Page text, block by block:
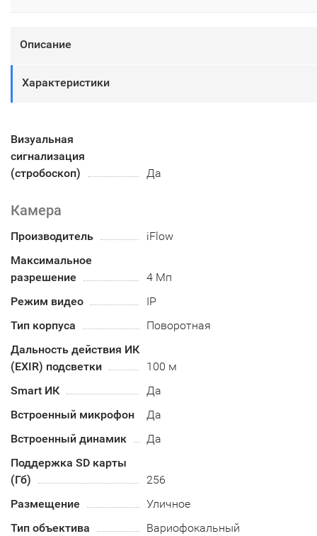
Описание
Характеристики
Визуальная
сигнализация
(стробоскоп)
Да
Камера
Производитель
iFlow
Максимальное
разрешение
4 Мп
Режим видео
IP
Тип корпуса
Поворотная
Дальность действия ИК
(EXIR) подсветки
100 м
Smart ИК
Да
Встроенный микрофон
Да
Встроенный динамик
Да
Поддержка SD карты
(Гб)
256
Размещение
Уличное
Тип объектива
Вариофокальный